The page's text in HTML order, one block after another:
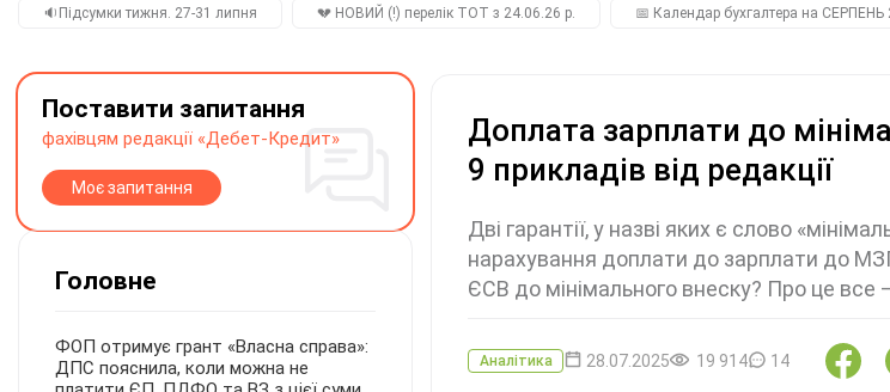
🔉Підсумки тижня. 27-31 липня 💔 НОВИЙ (!) перелік ТОТ з 24.06.26 р. 📅 Календар бухгалтера на СЕРПЕНЬ
Доплата зарплати до
9 прикладів від редакції
Дві гарантії, у назві яких є слово
нарахування доплати до зарплати до
ЄСВ до мінімального внеску? Про це все
Аналітика 28.07.2025 19 914 14
Поставити запитання
фахівцям редакції «Дебет-Кредит»
Моє запитання
Головне
ФОП отримує грант «Власна справа»:
ДПС пояснила, коли можна не